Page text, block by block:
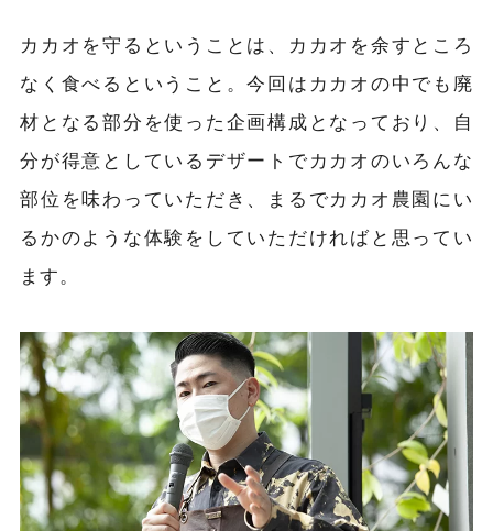
カカオを守るということは、カカオを余すところ
なく食べるということ。今回はカカオの中でも廃
材となる部分を使った企画構成となっており、自
分が得意としているデザートでカカオのいろんな
部位を味わっていただき、まるでカカオ農園にい
るかのような体験をしていただければと思ってい
ます。